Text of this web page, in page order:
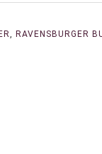
, RAVENSBURGER